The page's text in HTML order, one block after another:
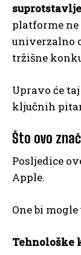
platforme
univerzalno
tržišne
Upravo će
ključnih
Što ovo
Posljedice
Apple.
One bi
Tehnološke